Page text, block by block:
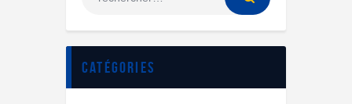
Catégories